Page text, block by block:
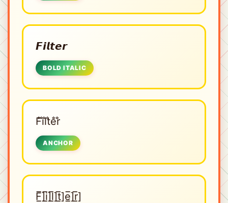
𝙁𝙞𝙡𝙩𝙚𝙧
BOLD ITALIC
F̐i̐l̐t̐e̐r̐
ANCHOR
F̲̅]i̲̅]l̲̅]t̲̅]e̲̅]r̲̅]